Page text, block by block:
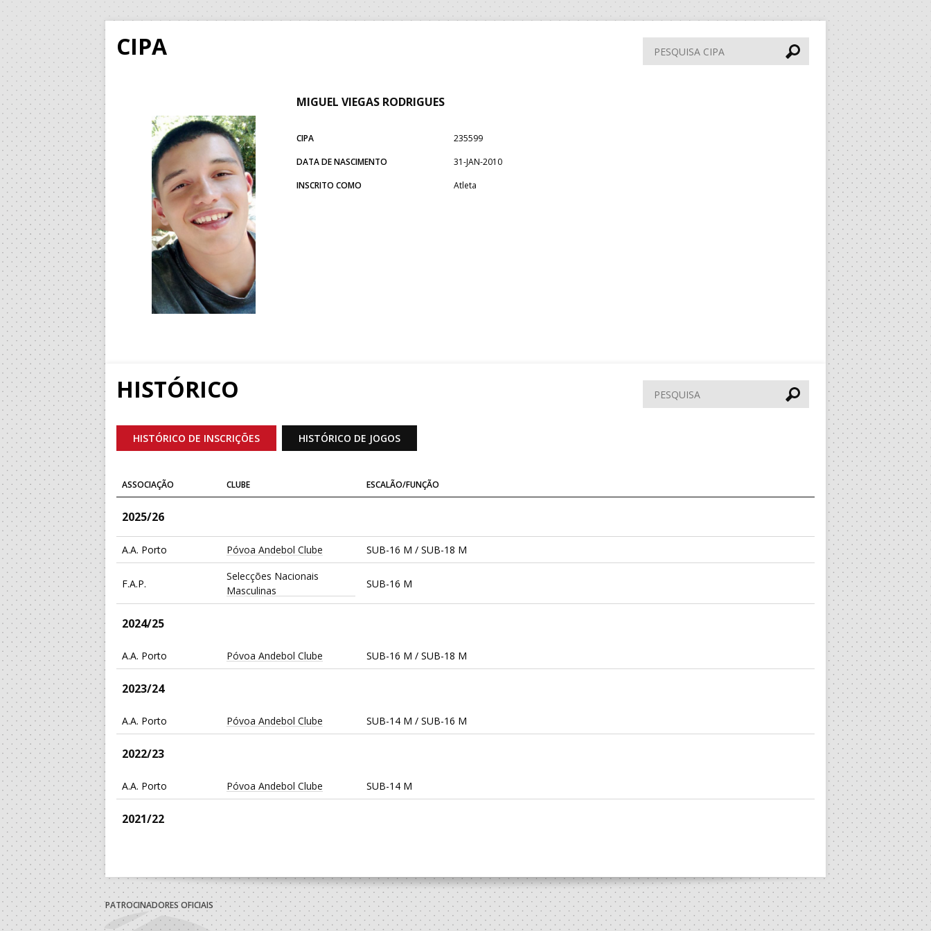
CIPA
Pesquisa
CIPA
MIGUEL VIEGAS RODRIGUES
CIPA
235599
DATA DE NASCIMENTO
31-JAN-2010
INSCRITO COMO
Atleta
HISTÓRICO Pesquisar
HISTÓRICO DE INSCRIÇÕES HISTÓRICO DE JOGOS
ASSOCIAÇÃO CLUBE ESCALÃO/FUNÇÃO
2025/26
A.A. Porto Póvoa Andebol Clube SUB-16 M / SUB-18 M
F.A.P.
Selecções Nacionais
Masculinas
SUB-16 M
2024/25
A.A. Porto Póvoa Andebol Clube SUB-16 M / SUB-18 M
2023/24
A.A. Porto Póvoa Andebol Clube SUB-14 M / SUB-16 M
2022/23
A.A. Porto Póvoa Andebol Clube SUB-14 M
2021/22
2019/20
A.A. Porto Macieira Andebol Club Minis M / Infantis M
PATROCINADORES OFICIAIS